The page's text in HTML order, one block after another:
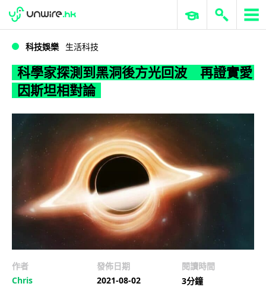
WWDC 2026 ERP 與商業 AI
科技娛樂 生活科技
科學家探測到黑洞​​後方光回波 再證實愛
因斯坦相對論
作者
Chris
發佈日期
2021-08-02
閱讀時間
3分鐘